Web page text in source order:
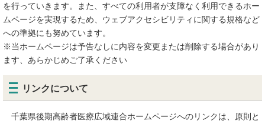
を行っていきます。また、すべての利用者が支障なく利用できるホー
ムページを実現するため、ウェブアクセシビリティに関する規格など
への準拠にも努めています。
※当ホームページは予告なしに内容を変更または削除する場合があり
ます、あらかじめご了承ください
リンクについて
千葉県後期高齢者医療広域連合ホームページへのリンクは、原則と